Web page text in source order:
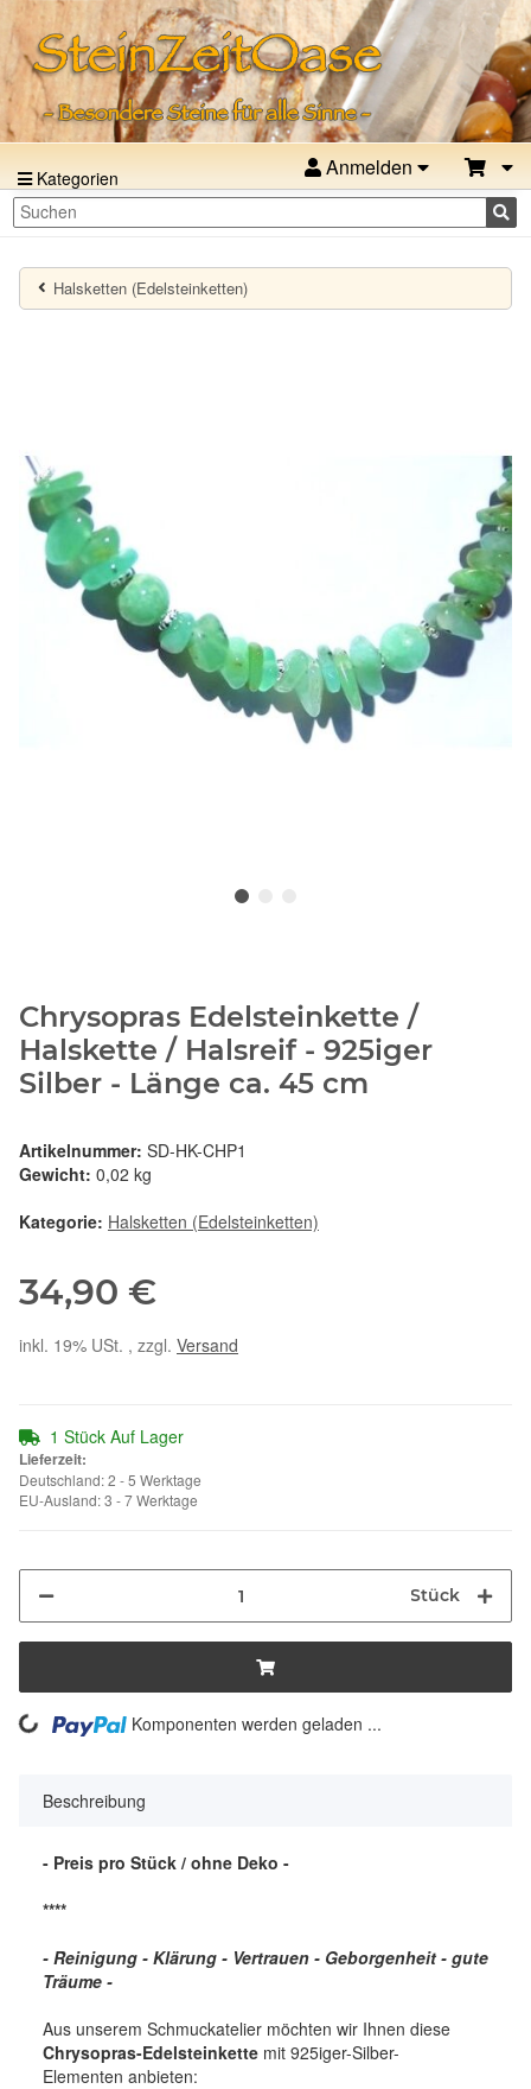
Kategorien Anmelden
Halsketten (Edelsteinketten)
Chrysopras Edelsteinkette /
Halskette / Halsreif - 925iger
Silber - Länge ca. 45 cm
Artikelnummer: SD-HK-CHP1
Gewicht: 0,02 kg
Kategorie: Halsketten (Edelsteinketten)
34,90 €
inkl. 19% USt. , zzgl. Versand
1 Stück Auf Lager
Lieferzeit:
Deutschland: 2 - 5 Werktage
EU-Ausland: 3 - 7 Werktage
Stück
Komponenten werden geladen ...
Beschreibung
- Preis pro Stück / ohne Deko -
****
- Reinigung - Klärung - Vertrauen - Geborgenheit - gute
Träume -
Aus unserem Schmuckatelier möchten wir Ihnen diese
Chrysopras-Edelsteinkette mit 925iger-Silber-
Elementen anbieten: